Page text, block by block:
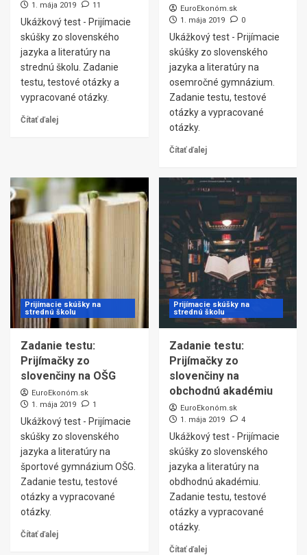
1. mája 2019
11
Ukážkový test - Prijímacie
skúšky zo slovenského
jazyka a literatúry na
strednú školu. Zadanie
testu, testové otázky a
vypracované otázky.
Čítať ďalej
EuroEkonóm.sk
1. mája 2019
0
Ukážkový test - Prijímacie
skúšky zo slovenského
jazyka a literatúry na
osemročné gymnázium.
Zadanie testu, testové
otázky a vypracované
otázky.
Čítať ďalej
Prijímacie skúšky na
strednú školu
Zadanie testu:
Prijímačky zo
slovenčiny na OŠG
EuroEkonóm.sk
1. mája 2019
1
Ukážkový test - Prijímacie
skúšky zo slovenského
jazyka a literatúry na
športové gymnázium OŠG.
Zadanie testu, testové
otázky a vypracované
otázky.
Čítať ďalej
Prijímacie skúšky na
strednú školu
Zadanie testu:
Prijímačky zo
slovenčiny na
obchodnú akadémiu
EuroEkonóm.sk
1. mája 2019
4
Ukážkový test - Prijímacie
skúšky zo slovenského
jazyka a literatúry na
obdhodnú akadémiu.
Zadanie testu, testové
otázky a vypracované
otázky.
Čítať ďalej